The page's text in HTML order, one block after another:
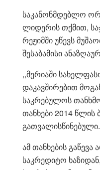
საკანონმდებლო
ლიდერის თქმით,
რეჟიმში უწევს
შესაბამისი
,,მერიაში
დაკავშირებით
საკრებულოს
თანხები 2014 წლის
გათვალისწინებული.
ამ თანხების
საკრედიტო